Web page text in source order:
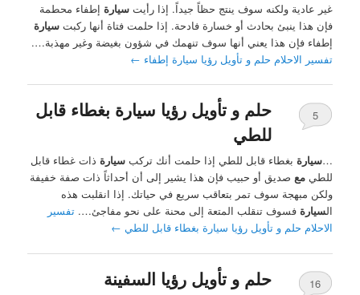
غير عادية ولكنه سوف ينتج حظاً جيداً. إذا رأيتسيارة إطفاء محطمة
فإن هذا ينبئ بحادث أو خسارة فادحة. إذا حلمت فتاة أنها ركبتسيارة
إطفاء فإن هذا يعني أنها سوف تنهمك في شؤون بغيضة وغير مهذبة….
تفسير الاحلام حلم و تأويل رؤيا سيارة إطفاء ←
حلم و تأويل رؤيا سيارة بغطاء قابل
للطي
5
…سيارة بغطاء قابل للطي إذا حلمت أنك تركبسيارة ذات غطاء قابل
للطيمع صديق أو حبيب فإن هذا يشير إلى أن أحداثاً ذات صفة خفيفة
ولكن مبهجة سوف تمر بتعاقب سريع في حياتك. إذا انقلبت هذه
السيارة فسوف تنقلب المتعة إلى محنة على نحو مفاجئ….تفسير
الاحلام حلم و تأويل رؤيا سيارة بغطاء قابل للطي ←
حلم و تأويل رؤيا السفينة
16